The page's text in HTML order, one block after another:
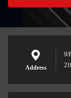
Address
9/